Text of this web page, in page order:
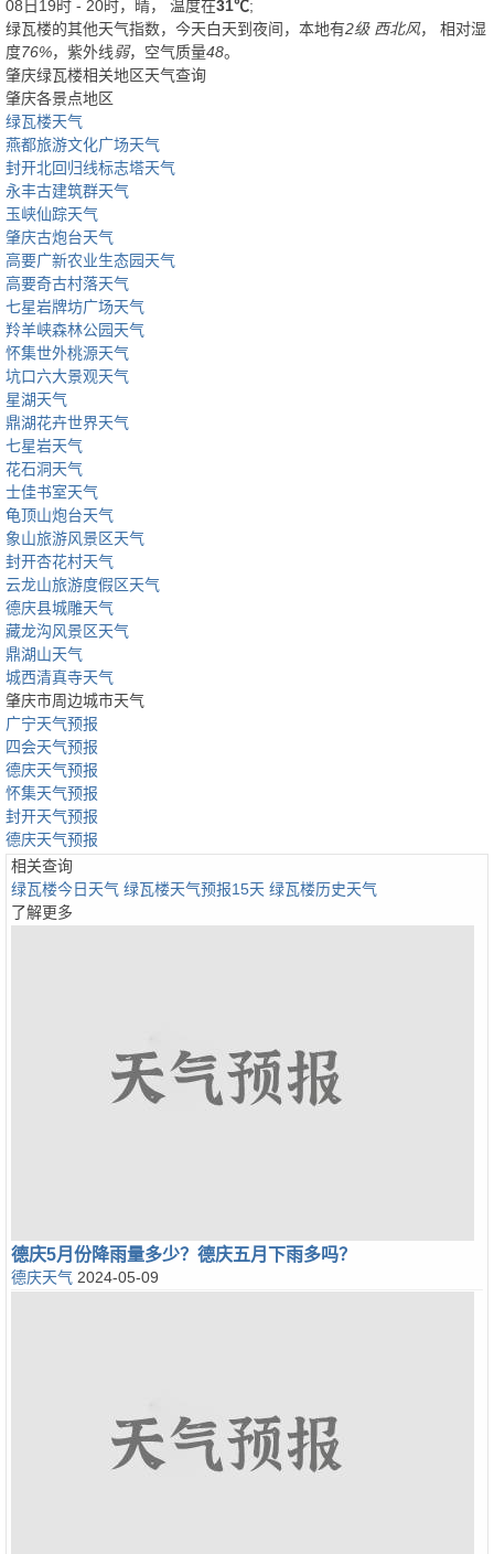
08日19时 - 20时，晴， 温度在31℃;
绿瓦楼的其他天气指数，今天白天到夜间，本地有2级 西北风， 相对湿
度76%，紫外线弱，空气质量48。
肇庆绿瓦楼相关地区天气查询
肇庆各景点地区
绿瓦楼天气
燕都旅游文化广场天气
封开北回归线标志塔天气
永丰古建筑群天气
玉峡仙踪天气
肇庆古炮台天气
高要广新农业生态园天气
高要奇古村落天气
七星岩牌坊广场天气
羚羊峡森林公园天气
怀集世外桃源天气
坑口六大景观天气
星湖天气
鼎湖花卉世界天气
七星岩天气
花石洞天气
士佳书室天气
龟顶山炮台天气
象山旅游风景区天气
封开杏花村天气
云龙山旅游度假区天气
德庆县城雕天气
藏龙沟风景区天气
鼎湖山天气
城西清真寺天气
肇庆市周边城市天气
广宁天气预报
四会天气预报
德庆天气预报
怀集天气预报
封开天气预报
德庆天气预报
相关查询
绿瓦楼今日天气 绿瓦楼天气预报15天 绿瓦楼历史天气
了解更多
德庆5月份降雨量多少？德庆五月下雨多吗？
德庆天气 2024-05-09